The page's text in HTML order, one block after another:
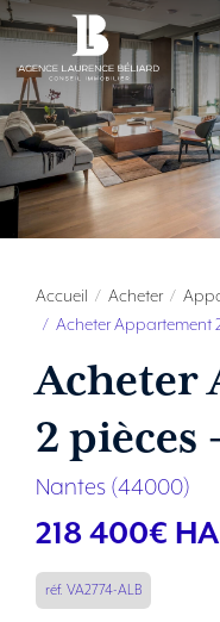
Accueil Acheter
Acheter Appartement
Acheter
2 pièces
Nantes (44000)
218 400€
réf. VA2774-ALB